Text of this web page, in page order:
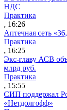
НДС
Практика
, 16:26
Аптечная сеть
Практика
, 16:25
Экс-главу АСВ
млрд руб.
Практика
, 15:55
СИП поддержал
«Нетдолгофф»